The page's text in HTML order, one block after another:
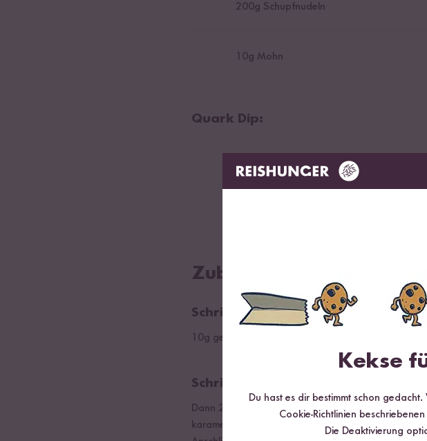
200g Schupfnudeln
10g Mohn
Quark Dip:
Zubereitung
Schritt 01
10g gehobelte Mandeln in einer Pfanne ohne Öl
Schritt 02
Dann 200g Schupfnudeln in einer Pfanne mit 1TL
karamellisieren.
Kekse
Du hast es dir bestimmt schon
Cookie-Richtlinien
Die Deaktivierung